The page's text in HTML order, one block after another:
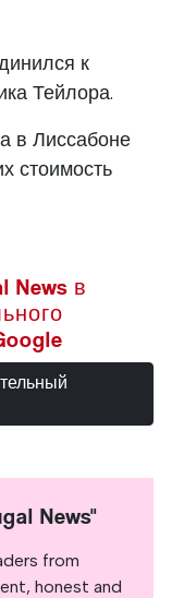
к
Тейлора.
в Лиссабоне
стоимость
News в
News"
from
honest and